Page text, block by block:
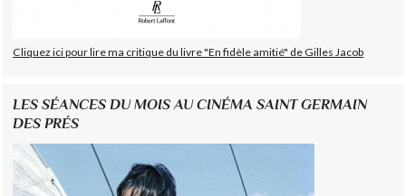
Cliquez ici pour lire ma critique du livre "En fidèle amitié" de Gilles Jacob
LES SÉANCES DU MOIS AU CINÉMA SAINT GERMAIN
DES PRÉS